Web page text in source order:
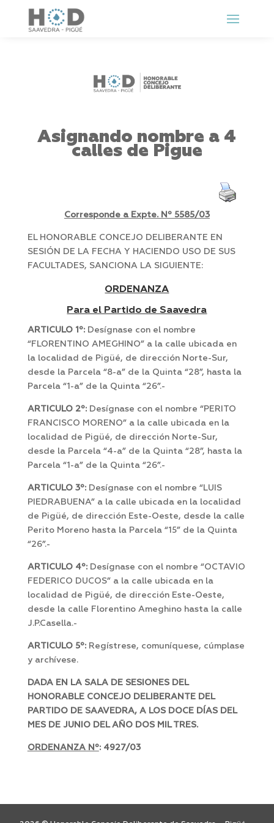
Asignando nombre a 4
calles de Pigue
Corresponde a Expte. Nº 5585/03
EL HONORABLE CONCEJO DELIBERANTE EN
SESIÓN DE LA FECHA Y HACIENDO USO DE SUS
FACULTADES, SANCIONA LA SIGUIENTE:
ORDENANZA
Para el Partido de Saavedra
ARTICULO 1º:Desígnase con el nombre
“FLORENTINO AMEGHINO” a la calle ubicada en
la localidad de Pigüé, de dirección Norte-Sur,
desde la Parcela “8-a” de la Quinta “28”, hasta la
Parcela “1-a” de la Quinta “26”.-
ARTICULO 2º:Desígnase con el nombre “PERITO
FRANCISCO MORENO” a la calle ubicada en la
localidad de Pigüé, de dirección Norte-Sur,
desde la Parcela “4-a” de la Quinta “28”, hasta la
Parcela “1-a” de la Quinta “26”.-
ARTICULO 3º:Desígnase con el nombre “LUIS
PIEDRABUENA” a la calle ubicada en la localidad
de Pigüé, de dirección Este-Oeste, desde la calle
Perito Moreno hasta la Parcela “15” de la Quinta
“26”.-
ARTICULO 4º:Desígnase con el nombre “OCTAVIO
FEDERICO DUCOS” a la calle ubicada en la
localidad de Pigüé, de dirección Este-Oeste,
desde la calle Florentino Ameghino hasta la calle
J.P.Casella.-
ARTICULO 5º:Regístrese, comuníquese, cúmplase
y archívese.
DADA EN LA SALA DE SESIONES DEL
HONORABLE CONCEJO DELIBERANTE DEL
PARTIDO DE SAAVEDRA, A LOS DOCE DÍAS DEL
MES DE JUNIO DEL AÑO DOS MIL TRES.
ORDENANZA Nº: 4927/03